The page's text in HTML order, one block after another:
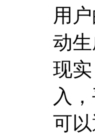
用
动
现
入
可